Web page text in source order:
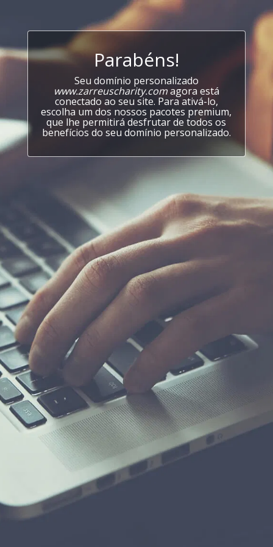
Parabéns!
Seu domínio personalizado
www.zarreuscharity.comagora está
conectado ao seu site. Para ativá-lo,
escolha um dos nossos pacotes premium,
que lhe permitirá desfrutar de todos os
benefícios do seu domínio personalizado.